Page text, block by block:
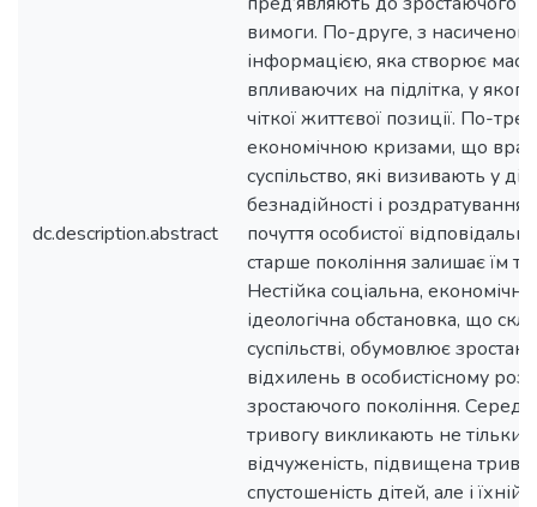
dc.description.abstract
вимоги. По-друге, з насиченою
інформацією, яка створює масу
впливаючих на підлітка, у
чіткої життєвої позиції. По-
економічною кризами, що
суспільство, які визивають у
безнадійності і роздратування
почуття особистої
старше покоління залишає їм
Нестійка соціальна,
ідеологічна обстановка, що
суспільстві, обумовлює
відхилень в особистісному
зростаючого покоління. Серед
тривогу викликають не тільки
відчуженість, підвищена
спустошеність дітей, але і їхній